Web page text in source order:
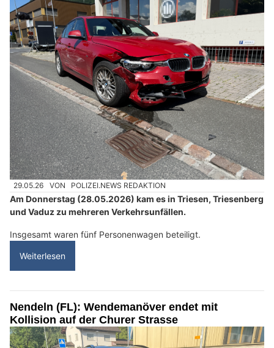
29.05.26 VON POLIZEI.NEWS REDAKTION
Am Donnerstag (28.05.2026) kam es in Triesen, Triesenberg
und Vaduz zu mehreren Verkehrsunfällen.
Insgesamt waren fünf Personenwagen beteiligt.
Weiterlesen
Nendeln (FL): Wendemanöver endet mit
Kollision auf der Churer Strasse